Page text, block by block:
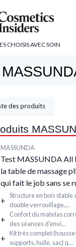
CHOISIS AVEC SOIN
des produits
MASSUNDA
Test MASSUNDA All
la table de massage
qui fait le job sans se
+ Structure en bois stable
double verrouillage,...
+
Confort du matelas
des séances d’envi...
+ Kit très complet
supports, huile, sac) q...
cookies